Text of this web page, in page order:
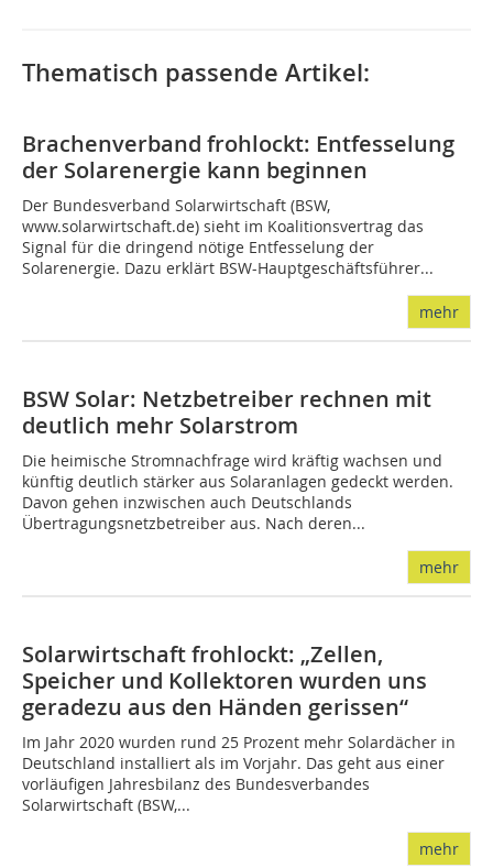
Thematisch passende Artikel:
Brachenverband frohlockt: Entfesselung
der Solarenergie kann beginnen
Der Bundesverband Solarwirtschaft (BSW,
www.solarwirtschaft.de) sieht im Koalitionsvertrag das
Signal für die dringend nötige Entfesselung der
Solarenergie. Dazu erklärt BSW-Hauptgeschäftsführer...
mehr
BSW Solar: Netzbetreiber rechnen mit
deutlich mehr Solarstrom
Die heimische Stromnachfrage wird kräftig wachsen und
künftig deutlich stärker aus Solaranlagen gedeckt werden.
Davon gehen inzwischen auch Deutschlands
Übertragungsnetzbetreiber aus. Nach deren...
mehr
Solarwirtschaft frohlockt: „Zellen,
Speicher und Kollektoren wurden uns
geradezu aus den Händen gerissen“
Im Jahr 2020 wurden rund 25 Prozent mehr Solardächer in
Deutschland installiert als im Vorjahr. Das geht aus einer
vorläufigen Jahresbilanz des Bundesverbandes
Solarwirtschaft (BSW,...
mehr